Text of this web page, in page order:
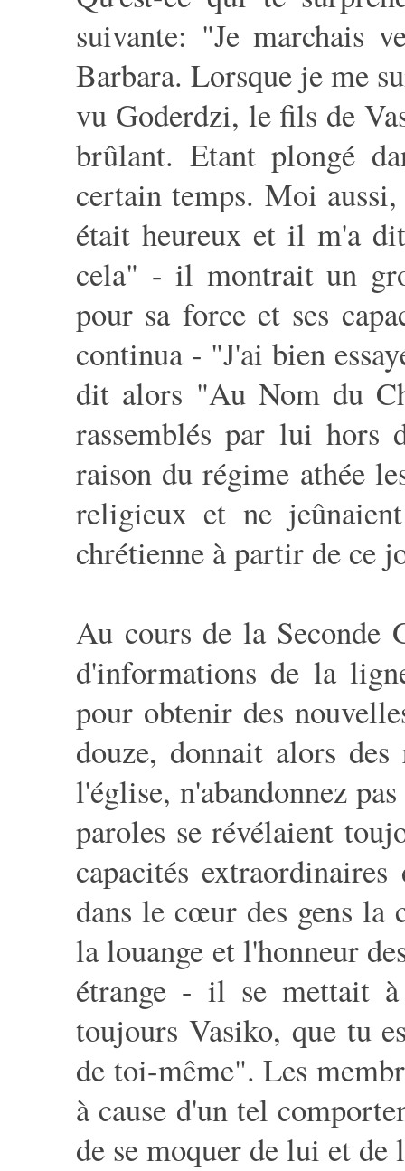
suivante: "Je marchais
Barbara. Lorsque je me
vu Goderdzi, le fils de
brûlant. Etant plongé
certain temps. Moi
était heureux et il m'a
cela" - il montrait un
pour sa force et ses
continua - "J'ai bien
dit alors "Au Nom du
rassemblés par lui hors
raison du régime athée
religieux et ne
chrétienne à partir de ce
Au cours de la Seconde
d'informations de la
pour obtenir des
douze, donnait alors
l'église, n'abandonnez
paroles se révélaient
capacités
dans le cœur des gens la
la louange et l'honneur
étrange - il se mettait
toujours Vasiko, que tu
de toi-même". Les
à cause d'un tel
de se moquer de lui et de